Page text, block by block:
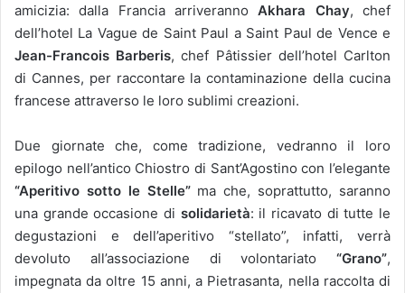
amicizia: dalla Francia arriverannoAkhara Chay, chef
dell’hotel La Vague de Saint Paul a Saint Paul de Vence e
Jean-Francois Barberis, chef Pâtissier dell’hotel Carlton
di Cannes, per raccontare la contaminazione della cucina
francese attraverso le loro sublimi creazioni.
Due giornate che, come tradizione, vedranno il loro
epilogo nell’antico Chiostro di Sant’Agostino con l’elegante
“Aperitivo sotto le Stelle” ma che, soprattutto, saranno
una grande occasione di solidarietà: il ricavato di tutte le
degustazioni e dell’aperitivo “stellato”, infatti, verrà
devoluto all’associazione di volontariato “Grano”,
impegnata da oltre 15 anni, a Pietrasanta, nella raccolta di